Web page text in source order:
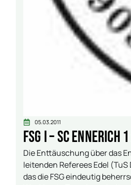
05.03.2011
FSG I – SC Ennerich
Die Enttäuschung über das
leitenden Referees Edel
das die FSG eindeutig